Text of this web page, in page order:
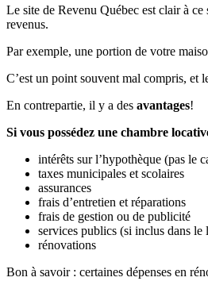
Le site de Revenu Québec est clair à
revenus.
Par exemple, une portion de votre
C’est un point souvent mal compris, et
En contrepartie, il y a des avantages!
Si vous possédez une chambre
intérêts sur l’hypothèque (pas le
taxes municipales et scolaires
assurances
frais d’entretien et réparations
frais de gestion ou de publicité
services publics (si inclus dans le
rénovations
Bon à savoir : certaines dépenses en